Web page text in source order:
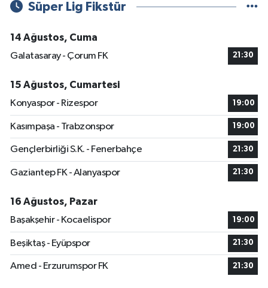
Süper Lig Fikstür
14 Ağustos, Cuma
Galatasaray - Çorum FK
21:30
15 Ağustos, Cumartesi
Konyaspor - Rizespor
19:00
Kasımpaşa - Trabzonspor 19:00
Gençlerbirliği S.K. - Fenerbahçe 21:30
Gaziantep FK - Alanyaspor 21:30
16 Ağustos, Pazar
Başakşehir - Kocaelispor
19:00
Beşiktaş - Eyüpspor 21:30
Amed - Erzurumspor FK 21:30